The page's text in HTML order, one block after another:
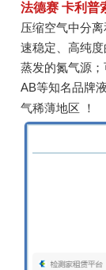
法德赛 卡利普
压缩空气中分
速稳定、高纯
蒸发的氮气源；
AB等知名品牌
气稀薄地区 ！